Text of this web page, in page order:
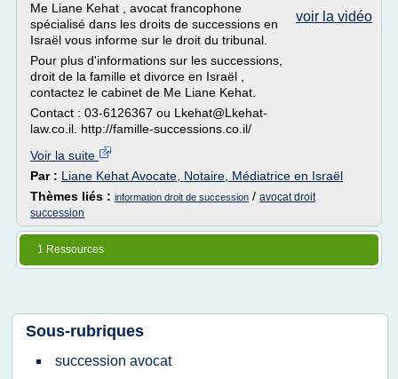
voir la vidéo
Me Liane Kehat , avocat francophone
spécialisé dans les droits de successions en
Israël vous informe sur le droit du tribunal.
Pour plus d'informations sur les successions,
droit de la famille et divorce en Israël ,
contactez le cabinet de Me Liane Kehat.
Contact : 03-6126367 ou Lkehat@Lkehat-
law.co.il. http://famille-successions.co.il/
Voir la suite
Par : Liane Kehat Avocate, Notaire, Médiatrice en Israël
Thèmes liés : information droit de succession / avocat droit
succession
1 Ressources
Sous-rubriques
succession avocat